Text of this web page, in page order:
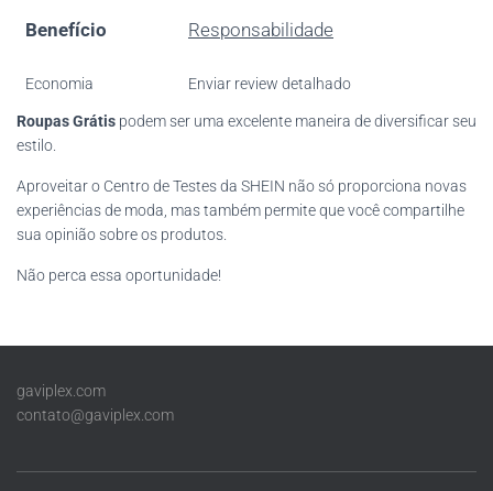
Benefício Responsabilidade
Economia Enviar review detalhado
Roupas Grátis podem ser uma excelente maneira de diversificar seu
estilo.
Aproveitar o Centro de Testes da SHEIN não só proporciona novas
experiências de moda, mas também permite que você compartilhe
sua opinião sobre os produtos.
Não perca essa oportunidade!
gaviplex.com
contato@gaviplex.com